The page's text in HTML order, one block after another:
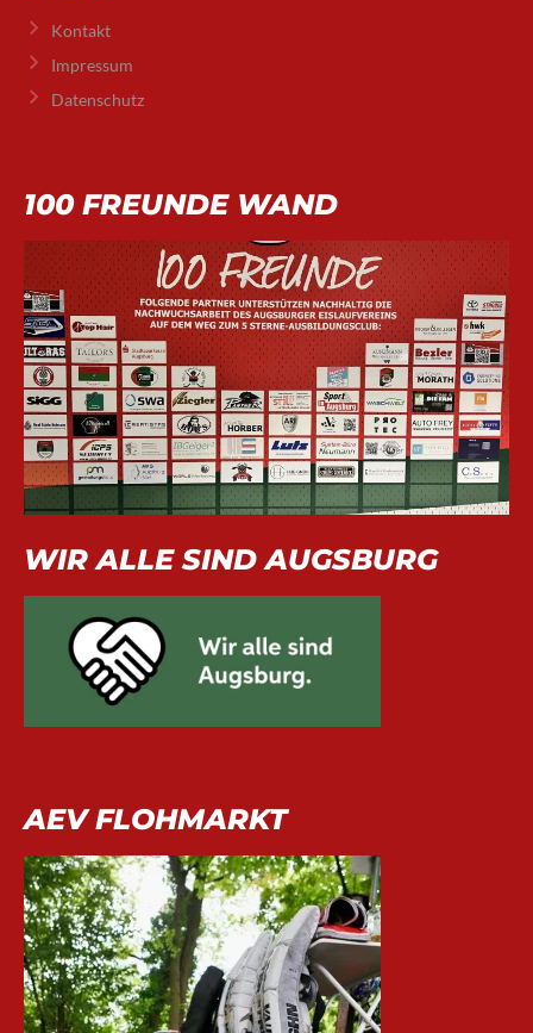
Kontakt
Impressum
Datenschutz
100 FREUNDE WAND
WIR ALLE SIND AUGSBURG
AEV FLOHMARKT